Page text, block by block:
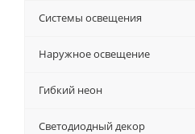
Системы освещения
Наружное освещение
Гибкий неон
Светодиодный декор